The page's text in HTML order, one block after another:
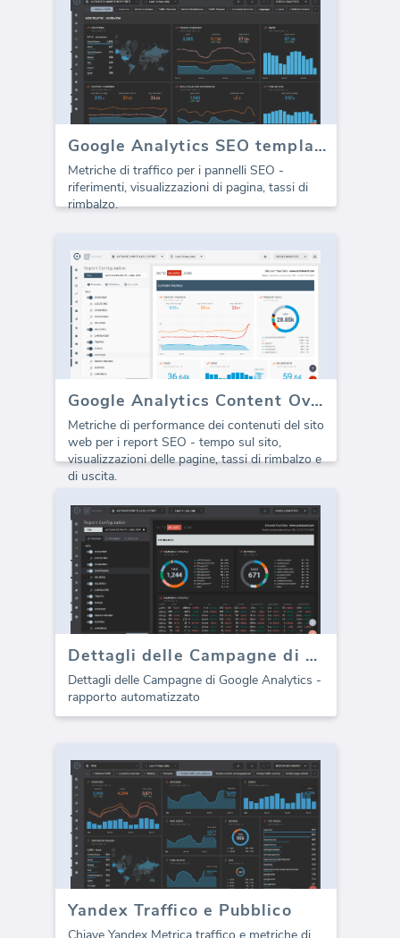
Google Analytics SEO template - Traffico
Metriche di traffico per i pannelli SEO -
riferimenti, visualizzazioni di pagina, tassi di
rimbalzo.
Google Analytics Content Overview (Rapporto)
Metriche di performance dei contenuti del sito
web per i report SEO - tempo sul sito,
visualizzazioni delle pagine, tassi di rimbalzo e
di uscita.
Dettagli delle Campagne di Google Analytics (report)
Dettagli delle Campagne di Google Analytics -
rapporto automatizzato
Yandex Traffico e Pubblico